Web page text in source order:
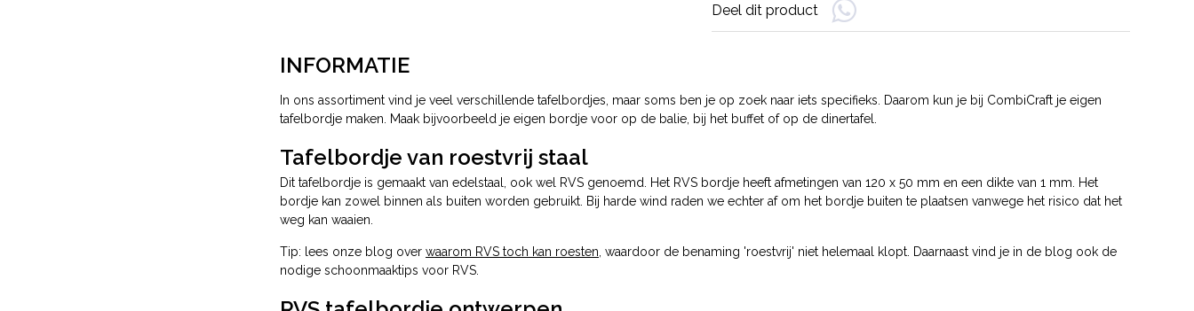
Deel dit product
INFORMATIE
In ons assortiment vind je veel verschillende tafelbordjes, maar soms ben je op zoek naar iets specifieks. Daarom kun je bij CombiCraft je eigen
tafelbordje maken. Maak bijvoorbeeld je eigen bordje voor op de balie, bij het buffet of op de dinertafel.
Tafelbordje van roestvrij staal
Dit tafelbordje is gemaakt van edelstaal, ook wel RVS genoemd. Het RVS bordje heeft afmetingen van 120 x 50 mm en een dikte van 1 mm. Het
bordje kan zowel binnen als buiten worden gebruikt. Bij harde wind raden we echter af om het bordje buiten te plaatsen vanwege het risico dat het
weg kan waaien.
Tip: lees onze blog over waarom RVS toch kan roesten , waardoor de benaming 'roestvrij' niet helemaal klopt. Daarnaast vind je in de blog ook de
nodige schoonmaaktips voor RVS.